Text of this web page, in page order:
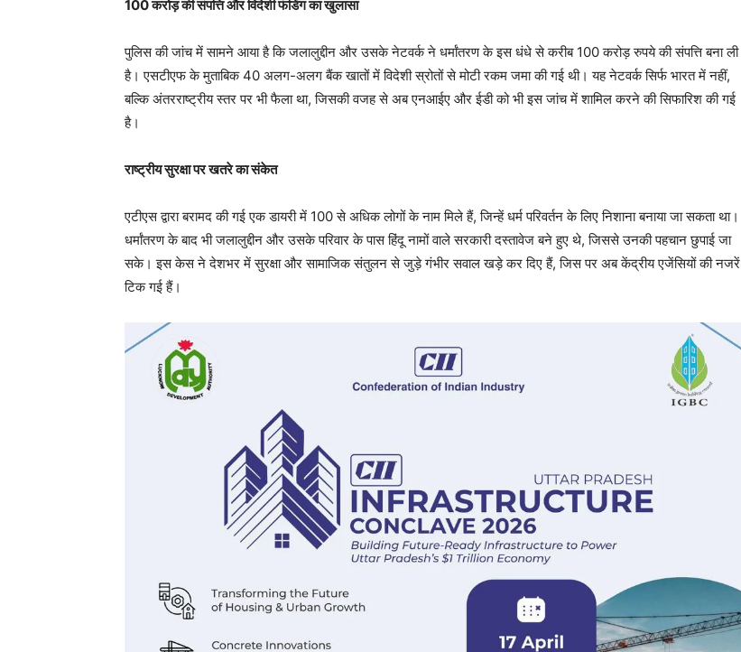
100 करोड़ की संपत्ति और विदेशी फंडिंग का खुलासा
पुलिस की जांच में सामने आया है कि जलालुद्दीन और उसके नेटवर्क ने धर्मांतरण के इस धंधे से करीब 100 करोड़ रुपये की संपत्ति बना ली
है। एसटीएफ के मुताबिक 40 अलग-अलग बैंक खातों में विदेशी स्रोतों से मोटी रकम जमा की गई थी। यह नेटवर्क सिर्फ भारत में नहीं,
बल्कि अंतरराष्ट्रीय स्तर पर भी फैला था, जिसकी वजह से अब एनआईए और ईडी को भी इस जांच में शामिल करने की सिफारिश की गई
है।
राष्ट्रीय सुरक्षा पर खतरे का संकेत
एटीएस द्वारा बरामद की गई एक डायरी में 100 से अधिक लोगों के नाम मिले हैं, जिन्हें धर्म परिवर्तन के लिए निशाना बनाया जा सकता था।
धर्मांतरण के बाद भी जलालुद्दीन और उसके परिवार के पास हिंदू नामों वाले सरकारी दस्तावेज बने हुए थे, जिससे उनकी पहचान छुपाई जा
सके। इस केस ने देशभर में सुरक्षा और सामाजिक संतुलन से जुड़े गंभीर सवाल खड़े कर दिए हैं, जिस पर अब केंद्रीय एजेंसियों की नजरें
टिक गई हैं।